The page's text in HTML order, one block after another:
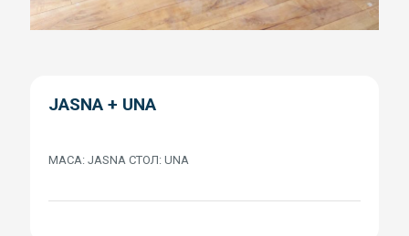
JASNA + UNA
МАСА: JASNA СТОЛ: UNA